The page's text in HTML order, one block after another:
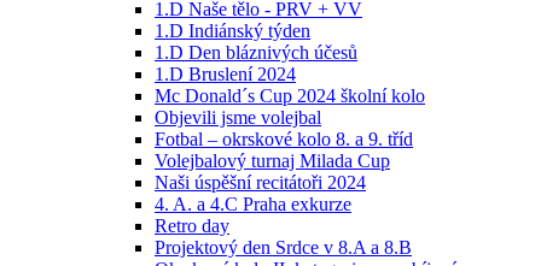
1.D Naše tělo - PRV + VV
1.D Indiánský týden
1.D Den bláznivých účesů
1.D Bruslení 2024
Mc Donald´s Cup 2024 školní kolo
Objevili jsme volejbal
Fotbal – okrskové kolo 8. a 9. tříd
Volejbalový turnaj Milada Cup
Naši úspěšní recitátoři 2024
4. A. a 4.C Praha exkurze
Retro day
Projektový den Srdce v 8.A a 8.B